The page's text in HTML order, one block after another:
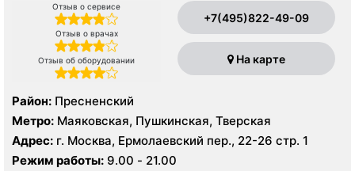
Отзыв о сервисе
Отзыв о врачах
Отзыв об оборудовании
+7(495)822-49-09
На карте
Район: Пресненский
Метро: Маяковская, Пушкинская, Тверская
Адрес: г. Москва, Ермолаевский пер., 22-26 стр. 1
Режим работы: 9.00 - 21.00